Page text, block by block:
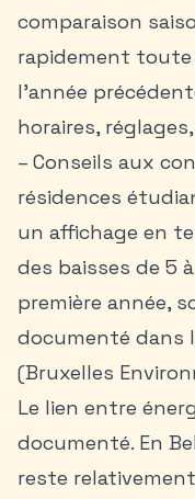
comparaison
rapidement toute
l’année
horaires,
– Conseils aux
résidences
un affichage en
des baisses de 5
première année,
documenté dans
(Bruxelles
Le lien entre
documenté. En
reste